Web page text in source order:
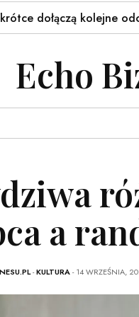
kolejne odcinki…
Echo
a
-KULTURA - 14 WRZEŚNIA,